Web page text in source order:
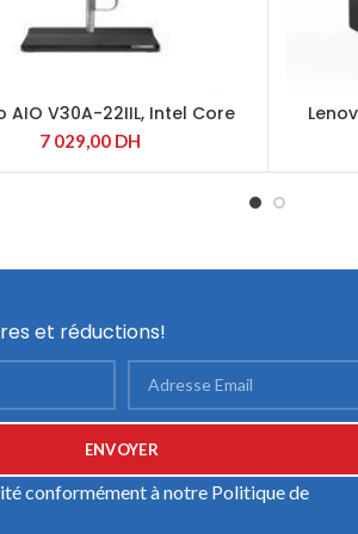
AIO V30A-22IIL, Intel Core
i5-1035G1
7 029,00 DH
et réductions!
conformément à notre Politique de